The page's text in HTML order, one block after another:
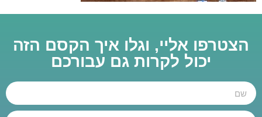
הצטרפו אליי, וגלו איך הקסם הזה
יכול לקרות גם עבורכם